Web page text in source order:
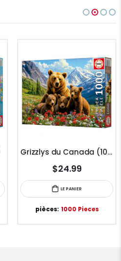
Grizzlys du Canada (1000 pièces)
$24.99
LE PANIER
pièces: 1000 Pieces